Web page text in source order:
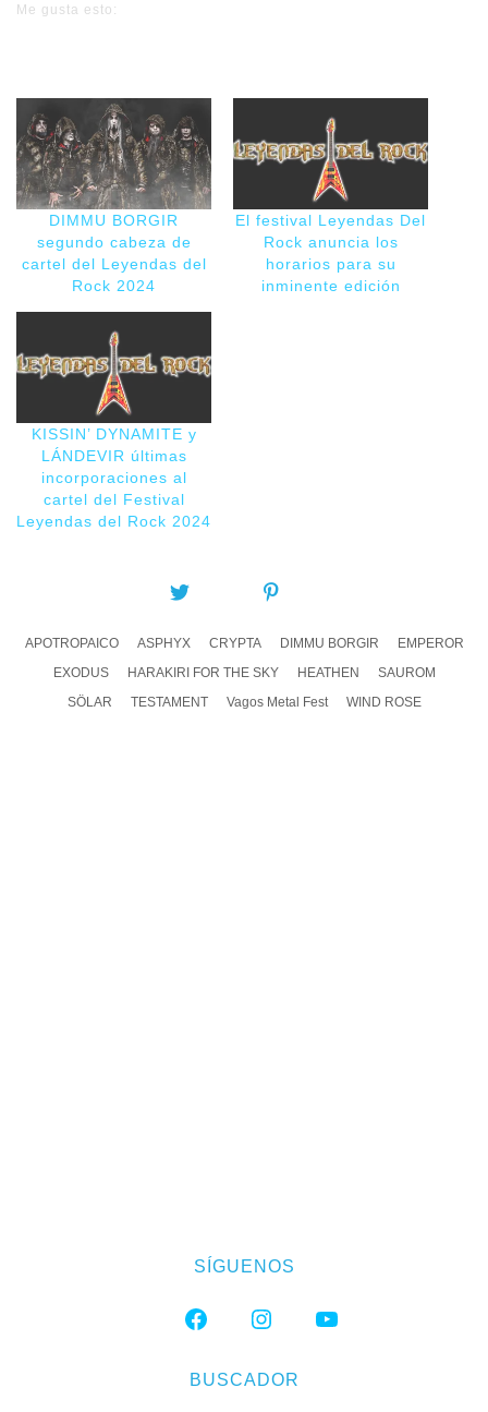
Me gusta esto:
DIMMU BORGIR
segundo cabeza de
cartel del Leyendas del
Rock 2024
El festival Leyendas Del
Rock anuncia los
horarios para su
inminente edición
KISSIN’ DYNAMITE y
LÁNDEVIR últimas
incorporaciones al
cartel del Festival
Leyendas del Rock 2024
APOTROPAICO ASPHYX CRYPTA DIMMU BORGIR
EMPEROR
EXODUS
HARAKIRI FOR THE SKY HEATHEN
SAUROM
SÖLAR
TESTAMENT Vagos Metal Fest WIND ROSE
SÍGUENOS
FACEBOOKINSTAGRAMYOUTUBE
BUSCADOR